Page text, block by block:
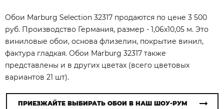
Обои Marburg Selection 32317 продаются по цене 3 500
руб. Производство Германия, размер - 1,06x10,05 м. Это
виниловые обои, основа флизелин, покрытие винил,
фактура гладкая. Обои Marburg 32317 также
представлены и в других цветах (всего цветовых
вариантов 21 шт).
ПРИЕЗЖАЙТЕ ВЫБИРАТЬ ОБОИ В НАШ ШОУ-РУМ